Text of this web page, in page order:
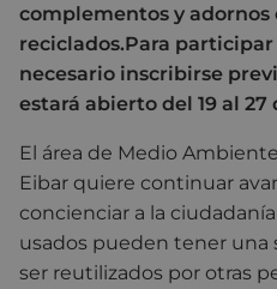
complementos y
reciclados.Para
necesario inscribirse
estará abierto del 19 al 27
El área de Medio
Eibar quiere continuar
concienciar a la
usados pueden tener una
ser reutilizados por otras